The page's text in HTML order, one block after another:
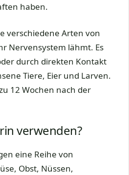
haben.
verschiedene Arten von
Nervensystem lähmt. Es
durch direkten Kontakt
Tiere, Eier und Larven.
12 Wochen nach der
verwenden?
eine Reihe von
Obst, Nüssen,